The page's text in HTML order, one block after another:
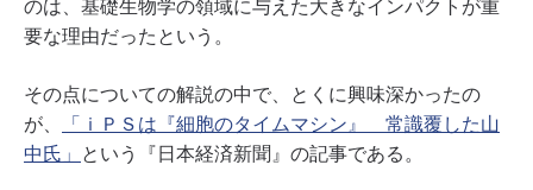
のは、基礎生物学の領域に与えた大きなインパクトが重
要な理由だったという。
その点についての解説の中で、とくに興味深かったの
が、
「ｉＰＳは『細胞のタイムマシン』 常識覆した山
中氏」 という『日本経済新聞』の記事である。